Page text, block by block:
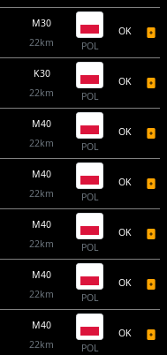
M30
22km
POL
OK
K30
22km
POL
OK
M40
22km
POL
OK
M40
22km
POL
OK
M40
22km
POL
OK
M40
22km
POL
OK
M40
22km
POL
OK